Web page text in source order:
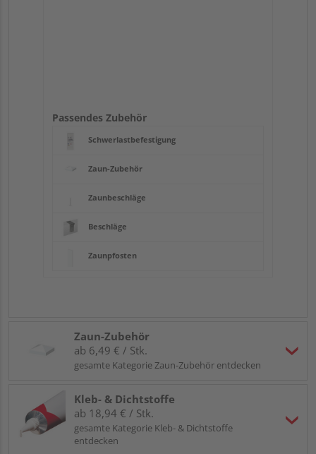
Passendes Zubehör
Schwerlastbefestigung
Zaun-Zubehör
Zaunbeschläge
Beschläge
Zaunpfosten
Zaun-Zubehör
ab 6,49 € / Stk.
gesamte Kategorie Zaun-Zubehör entdecken
Kleb- & Dichtstoffe
ab 18,94 € / Stk.
gesamte Kategorie Kleb- & Dichtstoffe
entdecken